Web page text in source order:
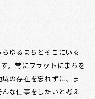
ゆるまちとそこにいる
。常にフラットにまちを
の存在を忘れずに、ま
な仕事をしたいと考え